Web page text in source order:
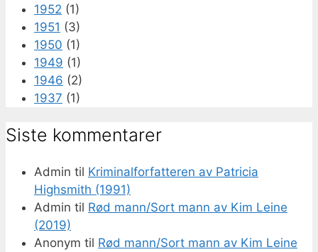
1952 (1)
1951 (3)
1950 (1)
1949 (1)
1946 (2)
1937 (1)
Siste kommentarer
Admin til Kriminalforfatteren av Patricia
Highsmith (1991)
Admin til Rød mann/Sort mann av Kim Leine
(2019)
Anonym til Rød mann/Sort mann av Kim Leine